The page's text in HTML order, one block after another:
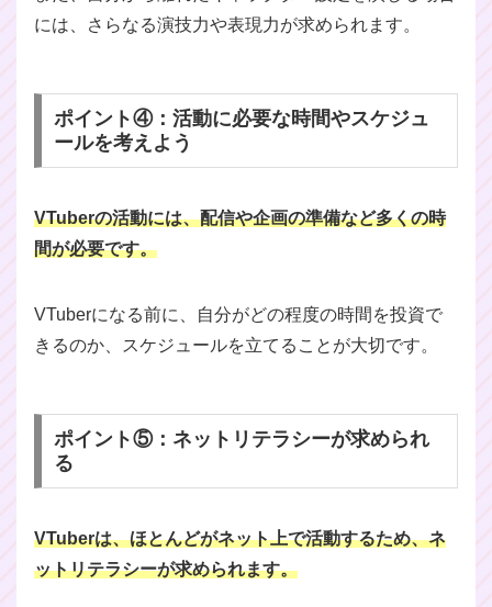
には、さらなる演技力や表現力が求められます。
ポイント④：活動に必要な時間やスケジュ
ールを考えよう
VTuberの活動には、配信や企画の準備など多くの時
間が必要です。
VTuberになる前に、自分がどの程度の時間を投資で
きるのか、スケジュールを立てることが大切です。
ポイント⑤：ネットリテラシーが求められ
る
VTuberは、ほとんどがネット上で活動するため、ネ
ットリテラシーが求められます。